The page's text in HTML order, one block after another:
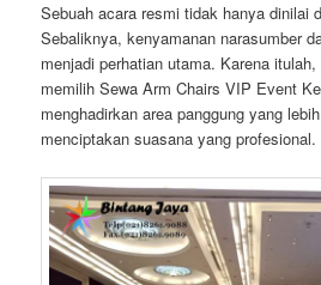
Sebuah acara resmi tidak hanya dinilai
Sebaliknya, kenyamanan narasumber
menjadi perhatian utama. Karena
memilih Sewa Arm Chairs VIP Event
menghadirkan area panggung yang
menciptakan suasana yang profesional.